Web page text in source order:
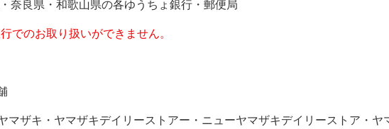
良県・和歌山県の各ゆうちょ銀行・郵便局
でのお取り扱いができません。
マザキ・ヤマザキデイリーストアー・ニューヤマザキデイリーストア・ヤ